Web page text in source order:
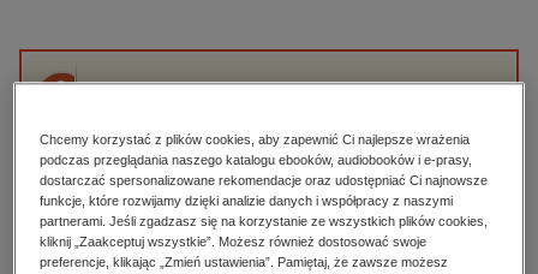
biznesowe, branżowe, gospodarka
dzienniki
edukacja
hobby, sport, rozrywka
komputery, internet, technologie, informatyka
gatunku. Powieść w języku hindi przełomu
XIX i XX wieku” nie jest dostępny.
High-contrast mode
Chcemy korzystać z plików cookies, aby zapewnić Ci najlepsze wrażenia
podczas przeglądania naszego katalogu ebooków, audiobooków i e-prasy,
dostarczać spersonalizowane rekomendacje oraz udostępniać Ci najnowsze
funkcje, które rozwijamy dzięki analizie danych i współpracy z naszymi
partnerami. Jeśli zgadzasz się na korzystanie ze wszystkich plików cookies,
kliknij „Zaakceptuj wszystkie”. Możesz również dostosować swoje
preferencje, klikając „Zmień ustawienia”. Pamiętaj, że zawsze możesz